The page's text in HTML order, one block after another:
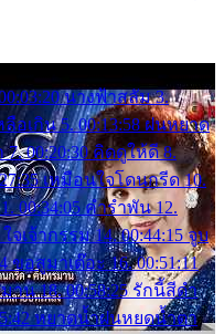
นางฟ้าสลัม 3.
ลือเกิน 5. 00:13:58 ฝนหยาด
7. 00:20:30 คิดดูให้ดี 8.
เหมือนใจโดนกรีด 10.
00:34:05 คำรำพัน 12.
จเจ้ากรรม 14. 00:44:15 จูบ
ขอสูมาเต๊อะ 16. 00:51:11
าน 18. 00:58:25 รักนี้สีดำ
หยาดน้ำฝนหยดน้ำตา